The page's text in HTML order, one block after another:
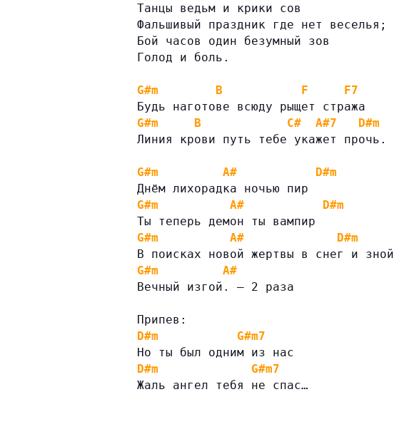
Танцы ведьм и крики сов
Фальшивый праздник где нет веселья;
Бой часов один безумный зов
Голод и боль.
G#m B F
F7
Будь наготове всюду рыщет стража
G#m
B C# A#7
D#m
Линия крови путь тебе укажет прочь.
G#m A#
D#m
Днём лихорадка ночью пир
G#m
A#
D#m
Ты теперь демон ты вампир
G#m
A#
D#m
В поисках новой жертвы в снег и зной
G#m
A#
Вечный изгой. — 2 раза
Припев:
D#m
G#m7
Но ты был одним из нас
D#m
G#m7
Жаль ангел тебя не спас…